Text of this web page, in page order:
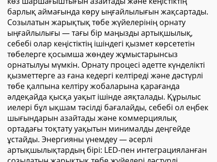
барлық аймағында көру ыңғайлылығын жақсартады.
Созылатын жарықтық төбе жүйелерінің орнату
ыңғайлылығы — тағы бір маңызды артықшылық,
себебі олар кеңістіктің ішіндегі қызмет көрсететін
төбелерге қосымша жөндеу жұмыстарынсыз
орнатылуы мүмкін. Орнату процесі әдетте күнделікті
қызметтерге аз ғана кедергі келтіреді және дәстүрлі
төбе қалпына келтіру жобаларына қарағанда
әлдеқайда қысқа уақыт ішінде аяқталады. Құрылыс
иелері бұл ықшам тәсілді бағалайды, себебі ол еңбек
шығындарын азайтады және коммерциялық
ортадағы тоқтату уақытын минималды деңгейде
ұстайды. Энергияны үнемдеу — әсерлі
артықшылықтардың бірі: LED-пен интеграцияланған